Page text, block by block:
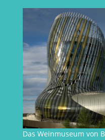
Das Weinmuseum von